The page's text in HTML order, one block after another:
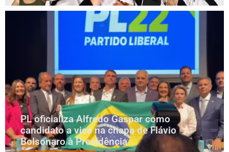
PL oficializa Alfredo Gaspar como
candidato a vice na chapa de Flávio
Bolsonaro à Presidência